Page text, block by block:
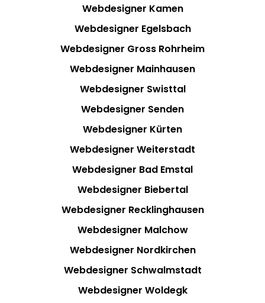
Webdesigner Kamen
Webdesigner Egelsbach
Webdesigner Gross Rohrheim
Webdesigner Mainhausen
Webdesigner Swisttal
Webdesigner Senden
Webdesigner Kürten
Webdesigner Weiterstadt
Webdesigner Bad Emstal
Webdesigner Biebertal
Webdesigner Recklinghausen
Webdesigner Malchow
Webdesigner Nordkirchen
Webdesigner Schwalmstadt
Webdesigner Woldegk